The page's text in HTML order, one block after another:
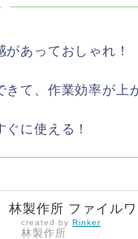
があっておしゃれ！
きて、作業効率が上
ぐに使える！
林製作所 ファイル
created by Rinker
林製作所